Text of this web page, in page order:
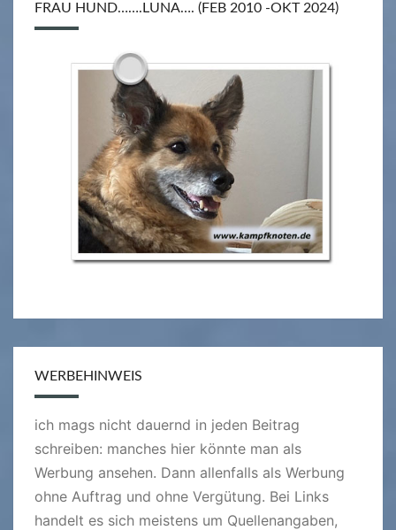
FRAU HUND…….LUNA…. (FEB 2010 -OKT 2024)
WERBEHINWEIS
ich mags nicht dauernd in jeden Beitrag
schreiben: manches hier könnte man als
Werbung ansehen. Dann allenfalls als Werbung
ohne Auftrag und ohne Vergütung. Bei Links
handelt es sich meistens um Quellenangaben,